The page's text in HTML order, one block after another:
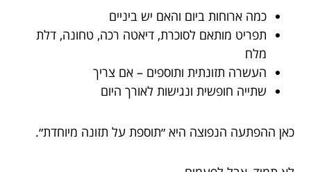
כמה ארוחות ביום והאם יש ביניים
תפריט מותאם לסוכרת, דיאטה רכה, טחונה, דלת
מלח
העשרה תזונתית ותוספים – אם צריך
שתייה חופשית ונגישות לאורך היום
כאן ההפתעה הנפוצה היא ״תוספת על תזונה מיוחדת״.